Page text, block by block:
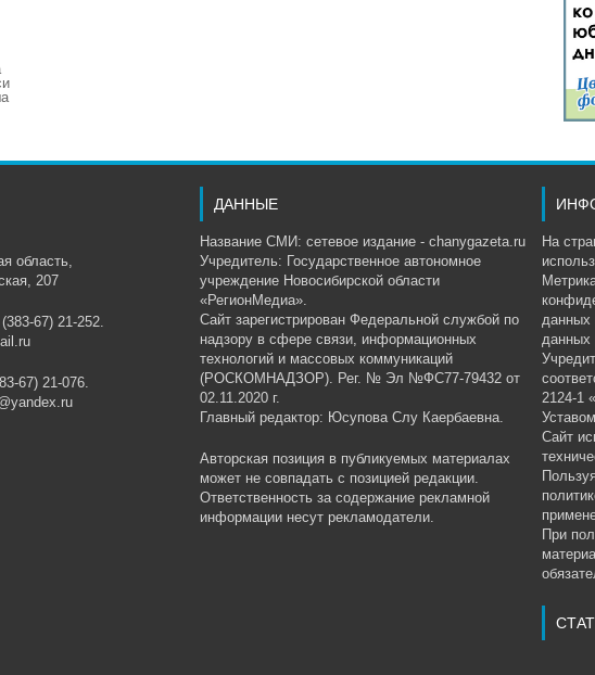
область,
207
67) 21-252.
67) 21-076.
ДАННЫЕ
Название СМИ: сетевое издание - chanygazeta.ru
Учредитель: Государственное автономное
учреждение Новосибирской области
«РегионМедиа».
Сайт зарегистрирован Федеральной службой по
надзору в сфере связи, информационных
технологий и массовых коммуникаций
(РОСКОМНАДЗОР). Рег. № Эл №ФС77-79432 от
02.11.2020 г.
Главный редактор: Юсупова Слу Каербаевна.
Авторская позиция в публикуемых материалах
может не совпадать с позицией редакции.
Ответственность за содержание рекламной
информации несут рекламодатели.
На
данных
данных
2124-1
Сайт
При